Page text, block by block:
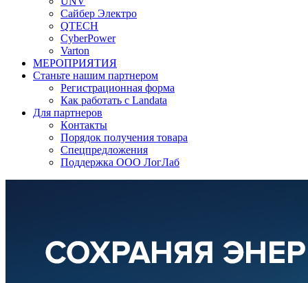
Сайбер Электро
QTECH
CyberPower
Varton
МЕРОПРИЯТИЯ
Станьте нашим партнером
Регистрационная форма
Как работать с Landata
Для партнеров
Кoнтaкты
Порядок получения товара
Спецпредложения
Поддержка ООО ЛогЛаб